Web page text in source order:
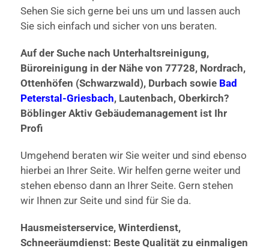
Sehen Sie sich gerne bei uns um und lassen auch
Sie sich einfach und sicher von uns beraten.
Auf der Suche nach Unterhaltsreinigung,
Büroreinigung in der Nähe von 77728, Nordrach,
Ottenhöfen (Schwarzwald), Durbach sowie Bad
Peterstal-Griesbach, Lautenbach, Oberkirch?
Böblinger Aktiv Gebäudemanagement ist Ihr
Profi
Umgehend beraten wir Sie weiter und sind ebenso
hierbei an Ihrer Seite. Wir helfen gerne weiter und
stehen ebenso dann an Ihrer Seite. Gern stehen
wir Ihnen zur Seite und sind für Sie da.
Hausmeisterservice, Winterdienst,
Schneeräumdienst: Beste Qualität zu einmaligen